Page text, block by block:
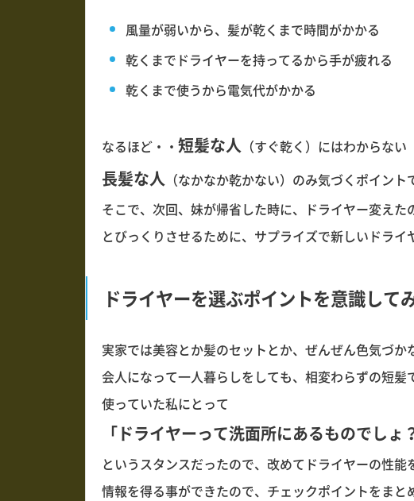
風量が弱いから、髪が乾くまで時間がかかる
乾くまでドライヤーを持ってるから手が疲れる
乾くまで使うから電気代がかかる
なるほど・・ 短髪な人 （すぐ乾く）にはわからない
長髪な人 （なかなか乾かない）のみ気づくポイント
そこで、次回、妹が帰省した時に、ドライヤー変えた
とびっくりさせるために、サプライズで新しいドライ
ドライヤーを選ぶポイントを意識して
実家では美容とか髪のセットとか、ぜんぜん色気づ
会人になって一人暮らしをしても、相変わらずの短
使っていた私にとって
「ドライヤーって洗面所にあるものでしょ
というスタンスだったので、改めてドライヤーの性
情報を得る事ができたので、チェックポイントをまと